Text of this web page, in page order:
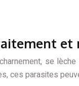
et
se
ces parasites